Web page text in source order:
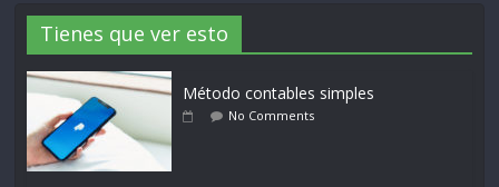
Tienes que ver esto
Método contables simples
No Comments